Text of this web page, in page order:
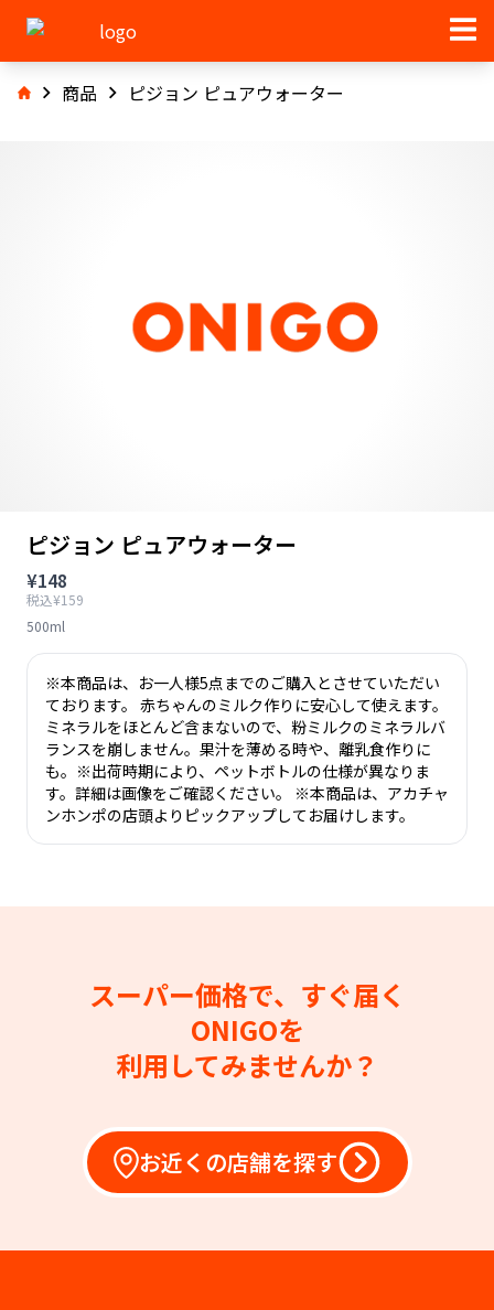
商品 ピジョン ピュアウォーター
ピジョン ピュアウォーター
¥148
税込¥159
500ml
※本商品は、お一人様5点までのご購入とさせていただい
ております。 赤ちゃんのミルク作りに安心して使えます。
ミネラルをほとんど含まないので、粉ミルクのミネラルバ
ランスを崩しません。果汁を薄める時や、離乳食作りに
も。※出荷時期により、ペットボトルの仕様が異なりま
す。詳細は画像をご確認ください。 ※本商品は、アカチャ
ンホンポの店頭よりピックアップしてお届けします。
スーパー価格で、すぐ届く
ONIGOを
利用してみませんか？
お近くの店舗を探す